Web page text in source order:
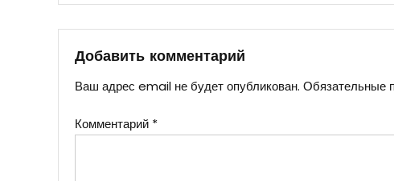
по
записям
Добавить комментарий
Ваш адрес email не будет опубликован. Обязательные
Комментарий *